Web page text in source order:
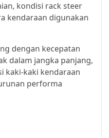
kondisi rack steer
kendaraan digunakan
dengan kecepatan
dalam jangka panjang,
kaki-kaki kendaraan
performa